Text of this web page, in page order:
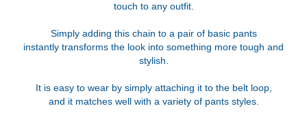
touch to any outfit.
Simply adding this chain to a pair of basic pants
instantly transforms the look into something more tough and
stylish.
It is easy to wear by simply attaching it to the belt loop,
and it matches well with a variety of pants styles.